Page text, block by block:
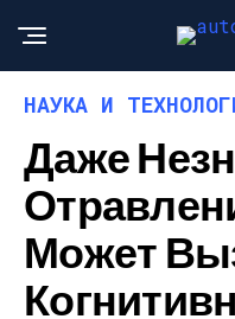
НАУКА И
Даже
Может